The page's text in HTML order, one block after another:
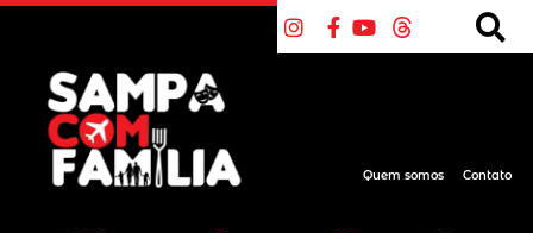
Quem somos Contato